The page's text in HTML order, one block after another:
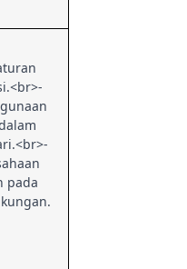
pada